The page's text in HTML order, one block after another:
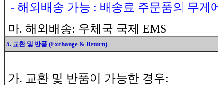
- 해외배송 가능 : 배송료 주문품의 무게
마. 해외배송: 우체국 국제 EMS
5. 교환 및 반품 (Exchange & Return)
가. 교환 및 반품이 가능한 경우: